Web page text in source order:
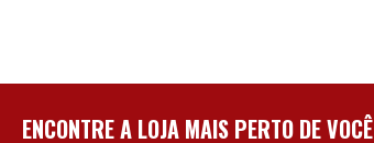
ENCONTRE A LOJA MAIS PERTO DE VOCÊ